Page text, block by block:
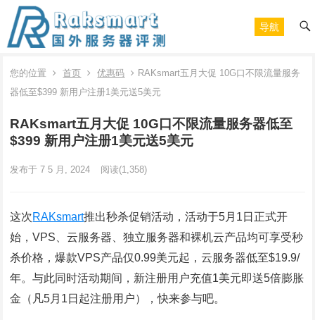
导航
您的位置 首页 优惠码
RAKsmart五月大促 10G口不限流量服务
器低至$399 新用户注册1美元送5美元
RAKsmart五月大促 10G口不限流量服务器低至
$399 新用户注册1美元送5美元
发布于 7 5 月, 2024 阅读(1,358)
这次RAKsmart推出秒杀促销活动，活动于5月1日正式开
始，VPS、云服务器、独立服务器和裸机云产品均可享受秒
杀价格，爆款VPS产品仅0.99美元起，云服务器低至$19.9/
年。与此同时活动期间，新注册用户充值1美元即送5倍膨胀
金（凡5月1日起注册用户），快来参与吧。